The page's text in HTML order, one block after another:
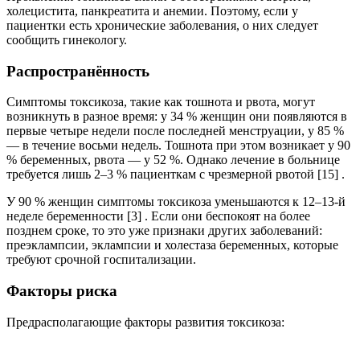
холецистита, панкреатита и анемии. Поэтому, если у
пациентки есть хронические заболевания, о них следует
сообщить гинекологу.
Распространённость
Симптомы токсикоза, такие как тошнота и рвота, могут
возникнуть в разное время: у 34 % женщин они появляются в
первые четыре недели после последней менструации, у 85 %
— в течение восьми недель. Тошнота при этом возникает у 90
% беременных, рвота — у 52 %. Однако лечение в больнице
требуется лишь 2–3 % пациенткам с чрезмерной рвотой [15] .
У 90 % женщин симптомы токсикоза уменьшаются к 12–13-й
неделе беременности [3] . Если они беспокоят на более
позднем сроке, то это уже признаки других заболеваний:
преэклампсии, эклампсии и холестаза беременных, которые
требуют срочной госпитализации.
Факторы риска
Предрасполагающие факторы развития токсикоза: